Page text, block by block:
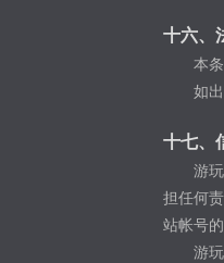
十六、
本
如
十七、
游
担任何
站帐号的
游